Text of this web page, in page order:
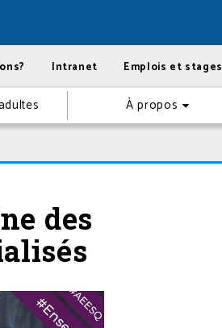
Intranet Emplois et stages
À propos
des